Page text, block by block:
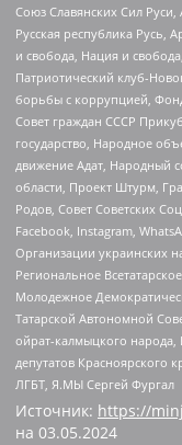
Союз Славянских Сил Руси,
Русская республика Русь,
и свобода, Нация и
Патриотический клуб-
борьбы с коррупцией,
Совет граждан СССР
государство, Народное
движение Адат, Народный
области, Проект Штурм,
Родов, Совет Советских
Facebook, Instagram,
Организации украинских
Региональное
Молодежное
Татарской Автономной
ойрат-калмыцкого народа,
депутатов Красноярского
ЛГБТ, Я.МЫ Сергей Фургал
Источник: https://
на 03.05.2024